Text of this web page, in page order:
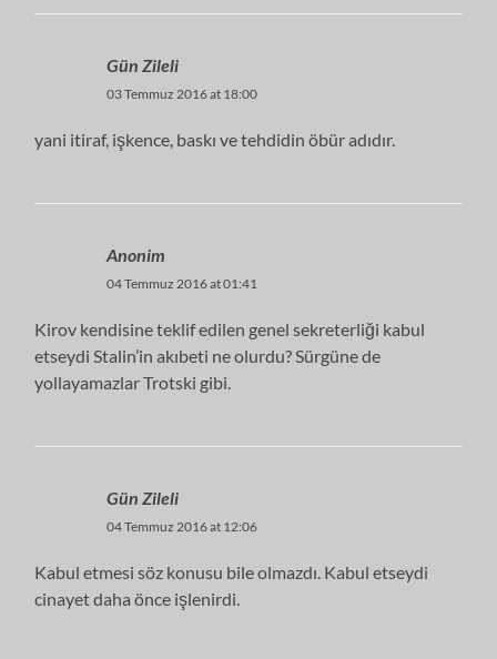
Gün Zileli
03 Temmuz 2016 at 18:00
yani itiraf, işkence, baskı ve tehdidin öbür adıdır.
Anonim
04 Temmuz 2016 at 01:41
Kirov kendisine teklif edilen genel sekreterliği kabul
etseydi Stalin’in akıbeti ne olurdu? Sürgüne de
yollayamazlar Trotski gibi.
Gün Zileli
04 Temmuz 2016 at 12:06
Kabul etmesi söz konusu bile olmazdı. Kabul etseydi
cinayet daha önce işlenirdi.